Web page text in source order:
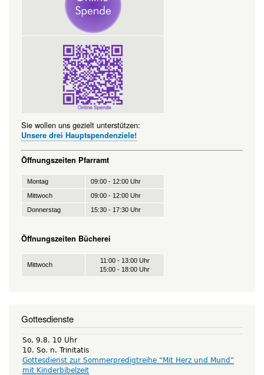
Sie wollen uns gezielt unterstützen:
Unsere drei Hauptspendenziele!
Öffnungszeiten Pfarramt
Montag
09:00 - 12:00 Uhr
Mittwoch
09:00 - 12:00 Uhr
Donnerstag
15:30 - 17:30 Uhr
Öffnungszeiten Bücherei
Mittwoch
11:00 - 13:00 Uhr
15:00 - 18:00 Uhr
Gottesdienste
So, 9.8. 10 Uhr
10. So. n. Trinitatis
Gottesdienst zur Sommerpredigtreihe “Mit Herz und Mund”
mit Kinderbibelzeit